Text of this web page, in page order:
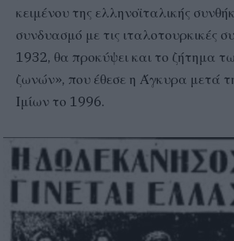
κειμένου της ελληνοϊταλικής
συνδυασμό με τις ιταλοτουρκικές
1932, θα προκύψει και το ζήτημα
ζωνών», που έθεσε η Άγκυρα μετά
Ιμίων το 1996.